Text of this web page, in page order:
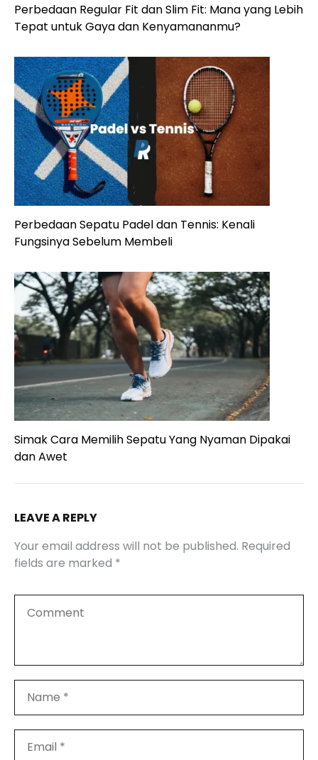
Perbedaan Regular Fit dan Slim Fit: Mana yang Lebih
Tepat untuk Gaya dan Kenyamananmu?
Perbedaan Sepatu Padel dan Tennis: Kenali
Fungsinya Sebelum Membeli
Simak Cara Memilih Sepatu Yang Nyaman Dipakai
dan Awet
LEAVE A REPLY
Your email address will not be published. Required
fields are marked *